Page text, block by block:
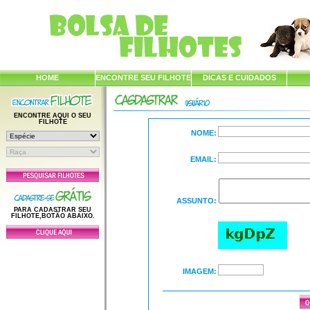
HOME ENCONTRE SEU FILHOTE DICAS E CUIDADOS
ENCONTRE AQUI O SEU
FILHOTE
PARA CADASTRAR SEU
FILHOTE,BOTÃO ABAIXO.
NOME:
EMAIL:
ASSUNTO:
IMAGEM: